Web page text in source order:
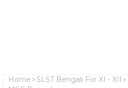
Home SLST Bengali For XI - XII